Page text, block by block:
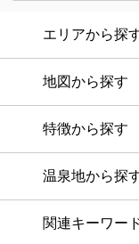
エリアから探
地図から探す
特徴から探す
温泉地から探
関連キーワー